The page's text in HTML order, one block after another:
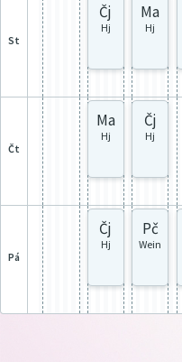
st
Čj
Hj
Ma
Hj
čt
Ma
Hj
Čj
Hj
pá
Čj
Hj
Pč
Wein